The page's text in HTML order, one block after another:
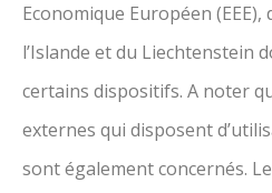
Economique Européen (EEE),
l’Islande et du Liechtenstein
certains dispositifs. A noter
externes qui disposent
sont également concernés.